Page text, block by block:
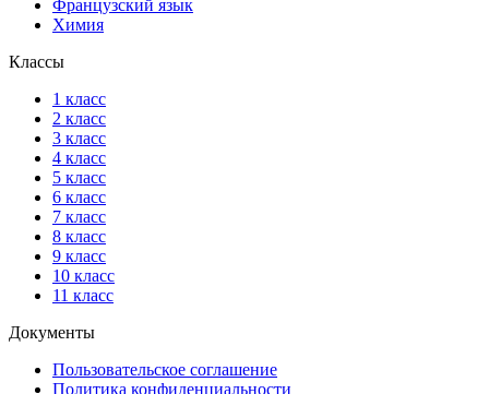
Французский язык
Химия
Классы
1 класс
2 класс
3 класс
4 класс
5 класс
6 класс
7 класс
8 класс
9 класс
10 класс
11 класс
Документы
Пользовательское соглашение
Политика конфиденциальности